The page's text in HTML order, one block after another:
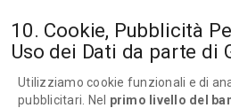
10. Cookie, Pubblicità
Uso dei Dati da parte di
Utilizziamo cookie funzionali e di
pubblicitari. Nel primo livello del